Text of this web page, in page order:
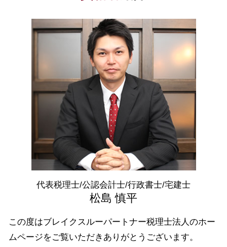
補助金 助成金 違い
増資 手続き
株式会社 設立 条件
合同会社 設立費用
創業計画書 書き方
日本政策金融公庫 借入申込書
株式 発行
日本政策金融公庫 融資
補助金 申請 代行
会社 税金
税務署 密告
青色申告 メリット
法人税 中間納付
年末調整 必要書類
青色申告 開業届
白色申告 経費
確定申告 時期
資金調達 東京都 税理士
会社設立 群馬県 税理士
資金調達 群馬県 相談
資金調達 港区 税理士
融資 栃木県 税理士
会社設立 埼玉県 税理士
会社設立 江東区 税理士
税務相談 栃木県 相談
資金調達 埼玉県 相談
税務相談 港区 相談
会社設立 千葉県 相談
融資 渋谷区 税理士
融資 中央区 相談
代表税理士/公認会計士/行政書士/宅建士
松島 慎平
この度はブレイクスルーパートナー税理士法人のホー
ムページをご覧いただきありがとうございます。